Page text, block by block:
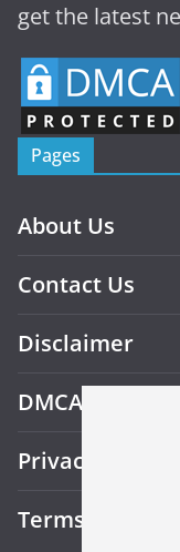
get the latest
Pages
About Us
Contact Us
Disclaimer
DMCA
Privacy Policy
Terms and